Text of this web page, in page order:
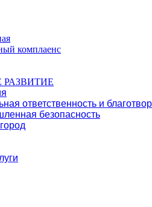
комплаенс
ответственность и
безопасность